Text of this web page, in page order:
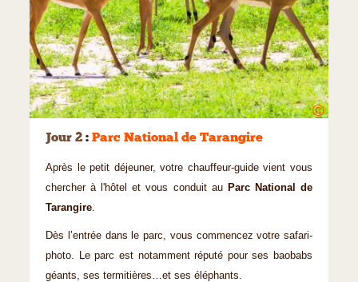
©
Jour 2 : Parc National de Tarangire
Après le petit déjeuner, votre chauffeur-guide vient vous
chercher à l'hôtel et vous conduit au Parc National de
Tarangire.
Dès l’entrée dans le parc, vous commencez votre safari-
photo. Le parc est notamment réputé pour ses baobabs
géants, ses termitières…et ses éléphants.